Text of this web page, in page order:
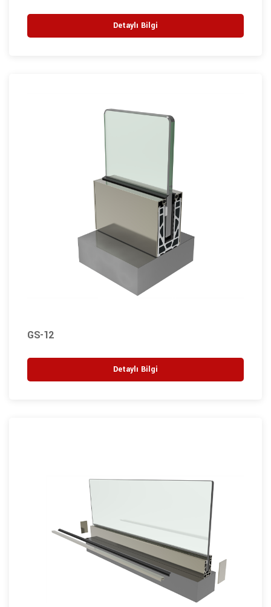
Detaylı Bilgi
GS-12
Detaylı Bilgi